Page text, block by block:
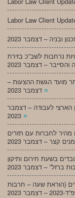
Labor Law Client
נרחבות לשב”כ בזירת
מועד הגשת ההצעות –
»
הארצי לעבודה – דצמבר
»
מהיר לחברות עם תזרים
5 לחוק הגנה על עובדים בשעת חירום ותיקון
(הוראת שעה – חרבות